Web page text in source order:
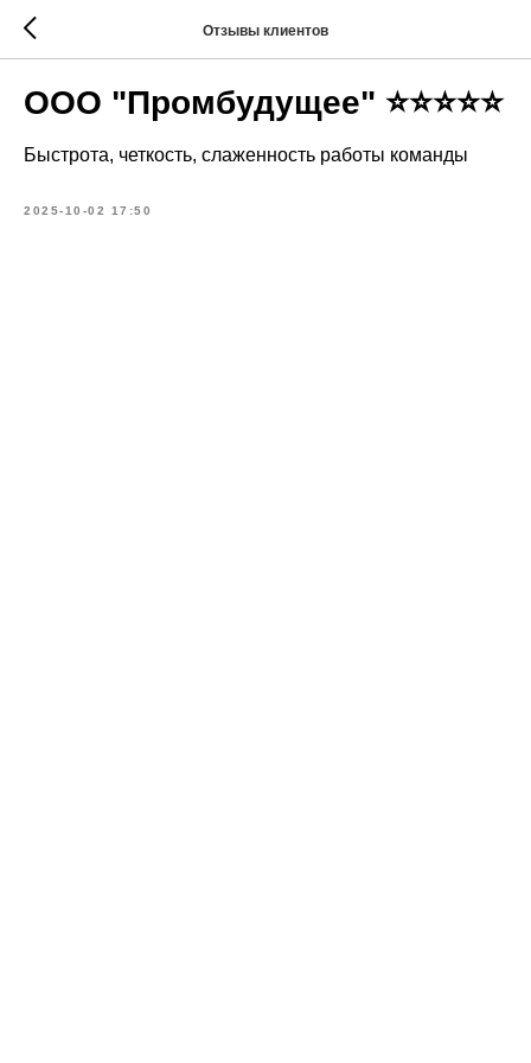
Отзывы клиентов
ООО "Промбудущее" ⭐⭐⭐⭐⭐
Быстрота, четкость, слаженность работы команды
2025-10-02 17:50